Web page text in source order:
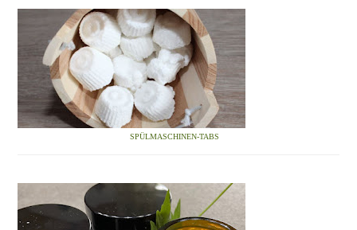
SPÜLMASCHINEN-TABS